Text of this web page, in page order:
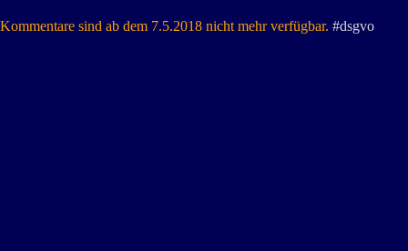
Kommentare sind ab dem 7.5.2018 nicht mehr verfügbar. #dsgvo